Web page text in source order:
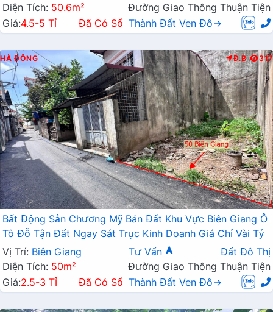
Diện Tích: 50.6m²
Đường Giao Thông Thuận Tiện
Giá:4.5-5 Tỉ Đã Có Sổ Thành Đất Ven Đô→
HÀ ĐÔNG Đ.B 317
Bất Động Sản Chương Mỹ Bán Đất Khu Vực Biên Giang Ô
Tô Đỗ Tận Đất Ngay Sát Trục Kinh Doanh Giá Chỉ Vài Tỷ
Vị Trí: Biên Giang Tư Vấn
Đất Đô Thị
Diện Tích: 50m²
Đường Giao Thông Thuận Tiện
Giá:2.5-3 Tỉ Đã Có Sổ Thành Đất Ven Đô→